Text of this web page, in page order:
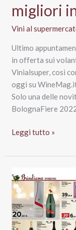
promo
migliori
Vini al
Ultimo
in offerta sui
Vinialsuper, così
oggi su
Solo una delle
BolognaFiere
Capodanno
che
scegliere
al
supermercato?
I
Leggi tutto »